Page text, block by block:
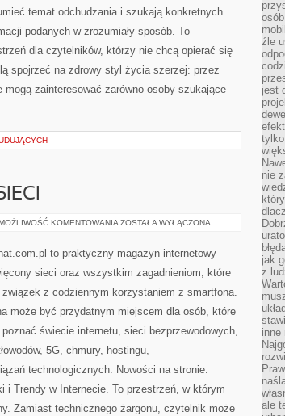
temat odchudzania i szukają konkretnych
podanych w zrozumiały sposób. To
dla czytelników, którzy nie chcą opierać się
spojrzeć na zdrowy styl życia szerzej: przez
zainteresować zarówno osoby szukające
KOMENTOWANIA BEZPIECZEŃSTWO
ZOSTAŁA WYŁĄCZONA
to praktyczny magazyn internetowy
sieci oraz wszystkim zagadnieniom, które
związek z codziennym korzystaniem z smartfona.
może być przydatnym miejscem dla osób, które
świecie internetu, sieci bezprzewodowych,
5G, chmury, hostingu,
technologicznych. Nowości na stronie:
i Trendy w Internecie. To przestrzeń, w którym
Zamiast technicznego żargonu, czytelnik może
źle
jest
nie
jak
z
inne
ale